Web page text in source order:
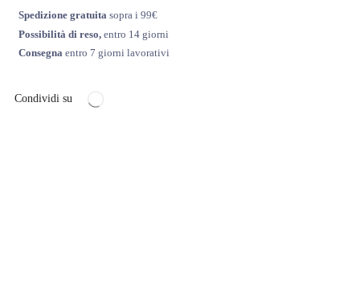
Spedizione gratuita sopra i 99€
Possibilità di reso, entro 14 giorni
Consegna entro 7 giorni lavorativi
Condividi su